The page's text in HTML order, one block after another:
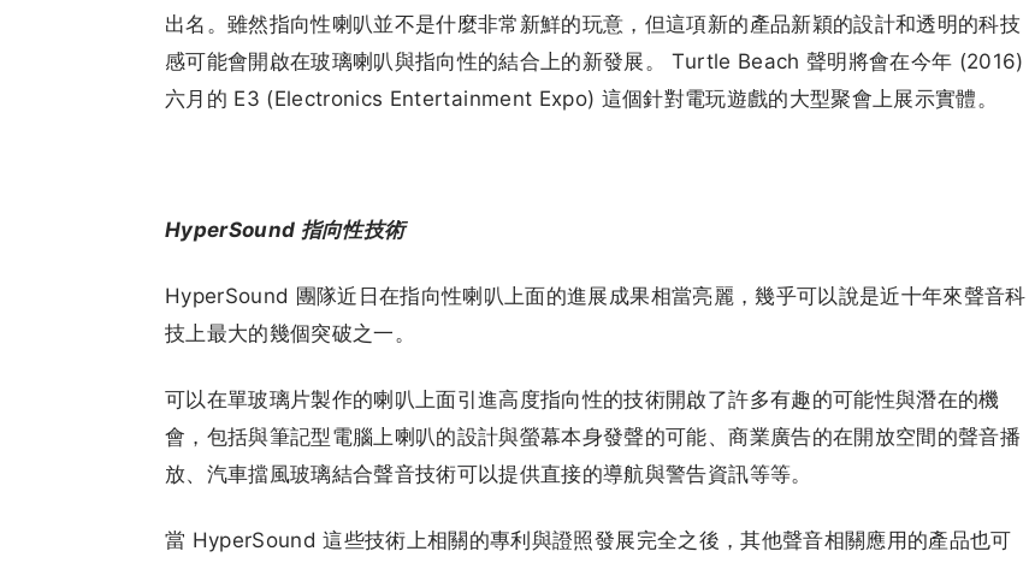
出名。雖然指向性喇叭並不是什麼非常新鮮的玩意，但這項新的產品新穎的設計和透明的科技
感可能會開啟在玻璃喇叭與指向性的結合上的新發展。 Turtle Beach 聲明將會在今年 (2016)
六月的 E3 (Electronics Entertainment Expo) 這個針對電玩遊戲的大型聚會上展示實體。
HyperSound 指向性技術
HyperSound 團隊近日在指向性喇叭上面的進展成果相當亮麗，幾乎可以說是近十年來聲音科
技上最大的幾個突破之一。
可以在單玻璃片製作的喇叭上面引進高度指向性的技術開啟了許多有趣的可能性與潛在的機
會，包括與筆記型電腦上喇叭的設計與螢幕本身發聲的可能、商業廣告的在開放空間的聲音播
放、汽車擋風玻璃結合聲音技術可以提供直接的導航與警告資訊等等。
當 HyperSound 這些技術上相關的專利與證照發展完全之後，其他聲音相關應用的產品也可